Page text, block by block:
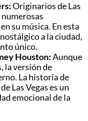
Originarios de Las
su música. En esta
a la ciudad,
único.
Houston:Aunque
la versión de
La historia de
Las Vegas es un
emocional de la